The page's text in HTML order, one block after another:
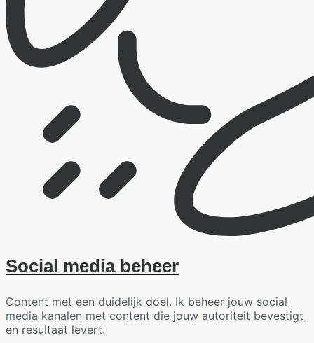
Social media beheer
Content met een duidelijk doel. Ik beheer jouw social
media kanalen met content die jouw autoriteit bevestigt
en resultaat levert.